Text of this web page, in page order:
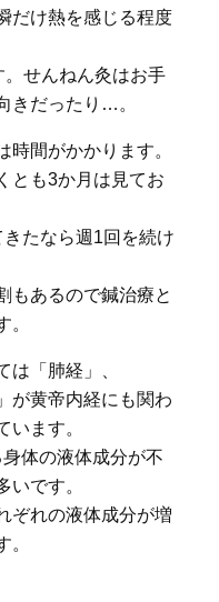
だけ熱を感じる程度
。せんねん灸はお手
きだったり…。
間がかかります。
とも3か月は見てお
たなら週1回を続け
もあるので鍼治療と
は「肺経」、
が黄帝内経にも関わ
います。
体の液体成分が不
いです。
ぞれの液体成分が増